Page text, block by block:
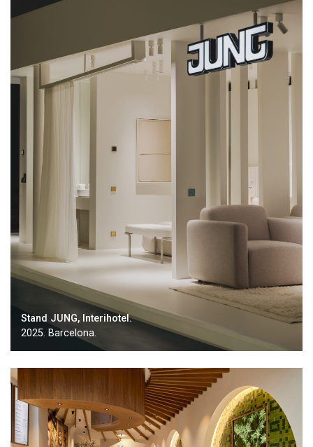
Stand JUNG, Interihotel.
2025. Barcelona.